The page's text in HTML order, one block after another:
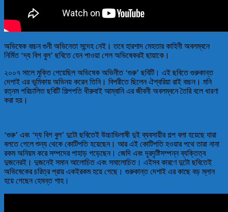
অভিষেক বচ্চন গুনী অভিনেতা সন্দেহ নেই। তবে হারশাদ মেহতার কাহিনী অবলম্বনে
নির্মিত ‘দ্য বিগ বুল’ ছবিতে যেন পাওয়া গেল অভিষেকরই ছায়াকে।
২০০৭ সালে মুক্তি পেয়েছিল অভিষেক অভিনীত ‘গুরু’ ছবিটি। এই ছবিতে গুরুকান্ত
দেশাই এর ভূমিকায় অভিনয় করেন তিনি। বিপরীতে ছিলেন ঐশ্বরিয়া রাই বচ্চন। মনি
রত্নম পরিচালিত ছবিটি শিল্পপতি ধীরুবাই আম্বানি এর জীবনী অবলম্বনে তৈরি বলে ধারণা
করা হয়।
‘গুরু’ এবং ‘দ্য বিগ বুল’ দুটো ছবিতেই উচ্চাভিলাষী দুই ব্যবসায়ীর গল্প বলা হয়েছে যারা
বলতে গেলে শুন্য থেকে কোটিপতি হয়েছেন। আর এই কোটিপতি হওয়ার পথে তারা নানা
রকম অনিয়ম করে সম্পদের পাহাড় গড়েছেন। জেদি এবং দূরদৃষ্টিসম্পন্ন ব্যক্তিত্ব
দুজনেরই। দুজনেই সমান আলোচিত এবং সমালোচিত। এইসব কারণে দুটো ছবিতেই
অভিষেকের চরিত্র প্রায় একইরকম হয়ে গেছে। গুরুকান্ত দেশাই এর কাছে বড় ম্লান
হয়ে গেছেন হেমন্ত শাহ।